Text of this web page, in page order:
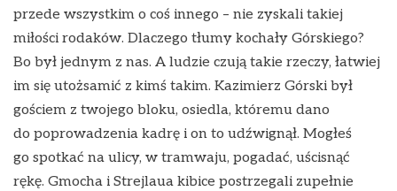
przede wszystkim o coś innego – nie zyskali takiej
miłości rodaków. Dlaczego tłumy kochały Górskiego?
Bo był jednym z nas. A ludzie czują takie rzeczy, łatwiej
im się utożsamić z kimś takim. Kazimierz Górski był
gościem z twojego bloku, osiedla, któremu dano
do poprowadzenia kadrę i on to udźwignął. Mogłeś
go spotkać na ulicy, w tramwaju, pogadać, uścisnąć
rękę. Gmocha i Strejlaua kibice postrzegali zupełnie